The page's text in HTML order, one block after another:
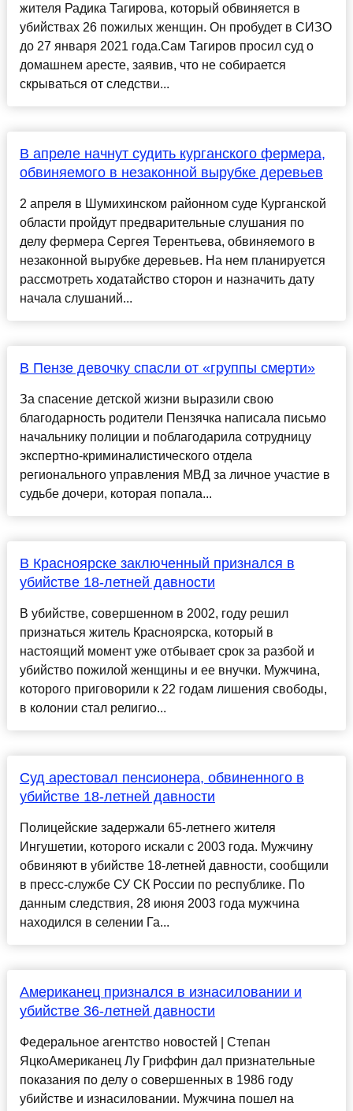
жителя Радика Тагирова, который обвиняется в
убийствах 26 пожилых женщин. Он пробудет в СИЗО
до 27 января 2021 года.Сам Тагиров просил суд о
домашнем аресте, заявив, что не собирается
скрываться от следстви...
В апреле начнут судить курганского фермера,
обвиняемого в незаконной вырубке деревьев
2 апреля в Шумихинском районном суде Курганской
области пройдут предварительные слушания по
делу фермера Сергея Терентьева, обвиняемого в
незаконной вырубке деревьев. На нем планируется
рассмотреть ходатайство сторон и назначить дату
начала слушаний...
В Пензе девочку спасли от «группы смерти»
За спасение детской жизни выразили свою
благодарность родители Пензячка написала письмо
начальнику полиции и поблагодарила сотрудницу
экспертно-криминалистического отдела
регионального управления МВД за личное участие в
судьбе дочери, которая попала...
В Красноярске заключенный признался в
убийстве 18-летней давности
В убийстве, совершенном в 2002, году решил
признаться житель Красноярска, который в
настоящий момент уже отбывает срок за разбой и
убийство пожилой женщины и ее внучки. Мужчина,
которого приговорили к 22 годам лишения свободы,
в колонии стал религио...
Суд арестовал пенсионера, обвиненного в
убийстве 18-летней давности
Полицейские задержали 65-летнего жителя
Ингушетии, которого искали с 2003 года. Мужчину
обвиняют в убийстве 18-летней давности, сообщили
в пресс-службе СУ СК России по республике. По
данным следствия, 28 июня 2003 года мужчина
находился в селении Га...
Американец признался в изнасиловании и
убийстве 36-летней давности
Федеральное агентство новостей | Cтепан
ЯцкоАмериканец Лу Гриффин дал признательные
показания по делу о совершенных в 1986 году
убийстве и изнасиловании. Мужчина пошел на